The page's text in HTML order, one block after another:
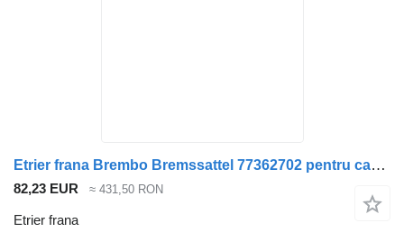
Etrier frana Brembo Bremssattel 77362702 pentru camion Fiat Citroen Peugeot
82,23 EUR ≈ 431,50 RON
Etrier frana